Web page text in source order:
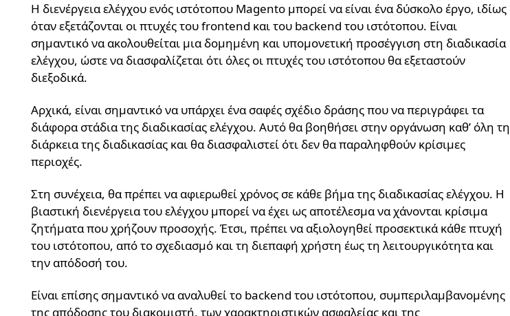
Η διενέργεια ελέγχου ενός ιστότοπου Magento μπορεί να είναι ένα δύσκολο έργο, ιδίως
όταν εξετάζονται οι πτυχές του frontend και του backend του ιστότοπου. Είναι
σημαντικό να ακολουθείται μια δομημένη και υπομονετική προσέγγιση στη διαδικασία
ελέγχου, ώστε να διασφαλίζεται ότι όλες οι πτυχές του ιστότοπου θα εξεταστούν
διεξοδικά.
Αρχικά, είναι σημαντικό να υπάρχει ένα σαφές σχέδιο δράσης που να περιγράφει τα
διάφορα στάδια της διαδικασίας ελέγχου. Αυτό θα βοηθήσει στην οργάνωση καθ’ όλη τη
διάρκεια της διαδικασίας και θα διασφαλιστεί ότι δεν θα παραληφθούν κρίσιμες
περιοχές.
Στη συνέχεια, θα πρέπει να αφιερωθεί χρόνος σε κάθε βήμα της διαδικασίας ελέγχου. Η
βιαστική διενέργεια του ελέγχου μπορεί να έχει ως αποτέλεσμα να χάνονται κρίσιμα
ζητήματα που χρήζουν προσοχής. Έτσι, πρέπει να αξιολογηθεί προσεκτικά κάθε πτυχή
του ιστότοπου, από το σχεδιασμό και τη διεπαφή χρήστη έως τη λειτουργικότητα και
την απόδοσή του.
Είναι επίσης σημαντικό να αναλυθεί το backend του ιστότοπου, συμπεριλαμβανομένης
της απόδοσης του διακομιστή, των χαρακτηριστικών ασφαλείας και της